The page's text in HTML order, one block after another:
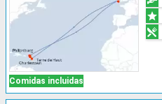
Comidas incluidas